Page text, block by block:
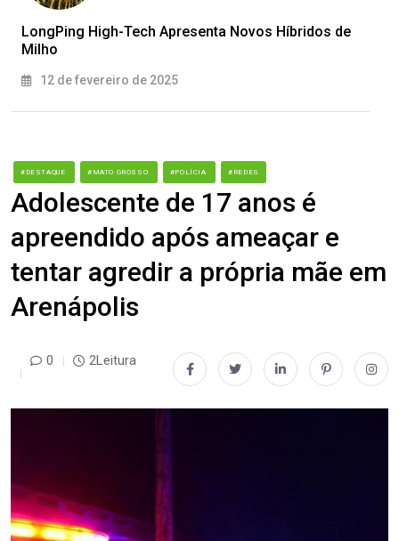
LongPing High-Tech Apresenta Novos Híbridos de
Milho
12 de fevereiro de 2025
#DESTAQUE #MATO GROSSO #POLÍCIA #REDES
Adolescente de 17 anos é
apreendido após ameaçar e
tentar agredir a própria mãe em
Arenápolis
0 2Leitura